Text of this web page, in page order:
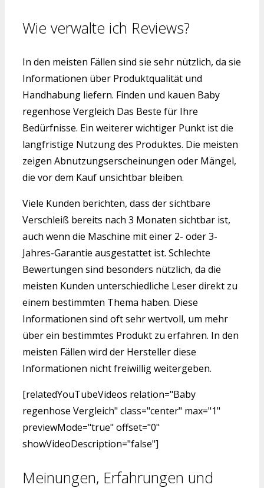
Wie verwalte ich Reviews?
In den meisten Fällen sind sie sehr nützlich, da sie
Informationen über Produktqualität und
Handhabung liefern. Finden und kauen Baby
regenhose Vergleich Das Beste für Ihre
Bedürfnisse. Ein weiterer wichtiger Punkt ist die
langfristige Nutzung des Produktes. Die meisten
zeigen Abnutzungserscheinungen oder Mängel,
die vor dem Kauf unsichtbar bleiben.
Viele Kunden berichten, dass der sichtbare
Verschleiß bereits nach 3 Monaten sichtbar ist,
auch wenn die Maschine mit einer 2- oder 3-
Jahres-Garantie ausgestattet ist. Schlechte
Bewertungen sind besonders nützlich, da die
meisten Kunden unterschiedliche Leser direkt zu
einem bestimmten Thema haben. Diese
Informationen sind oft sehr wertvoll, um mehr
über ein bestimmtes Produkt zu erfahren. In den
meisten Fällen wird der Hersteller diese
Informationen nicht freiwillig weitergeben.
[relatedYouTubeVideos relation="Baby
regenhose Vergleich" class="center" max="1"
previewMode="true" offset="0"
showVideoDescription="false"]
Meinungen, Erfahrungen und